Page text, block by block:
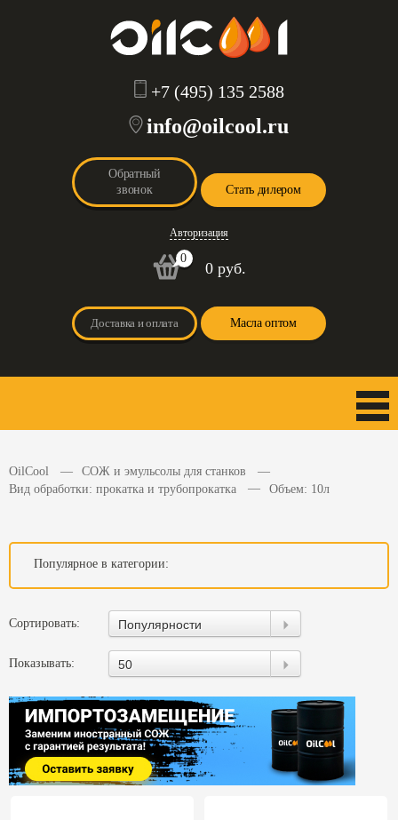
+7 (495) 135 2588
info@oilcool.ru
Обратный
звонок
Стать дилером
Авторизация
0
0 руб.
Доставка и оплата Масла оптом
OilCool
СОЖ и эмульсолы для станков
Вид обработки: прокатка и трубопрокатка
Объем: 10л
Популярное в категории:
Сортировать: Популярности
Показывать: 50